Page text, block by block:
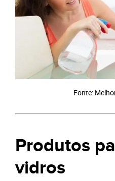
Fonte:
Produtos
vidros